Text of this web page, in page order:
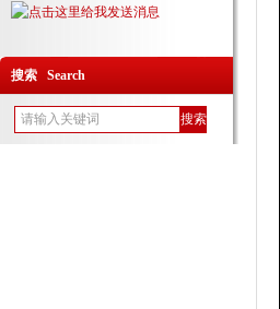
搜索 Search